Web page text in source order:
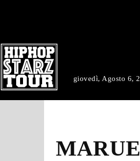
giovedì, Agosto 6,